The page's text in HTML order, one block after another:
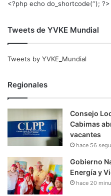
<?php echo do_shortcode(‘‘); ?>
Tweets de YVKE Mundial
Tweets by YVKE_Mundial
Regionales
Consejo
Cabimas
vacantes
hace 56
Gobierno
Energía y
hace 20